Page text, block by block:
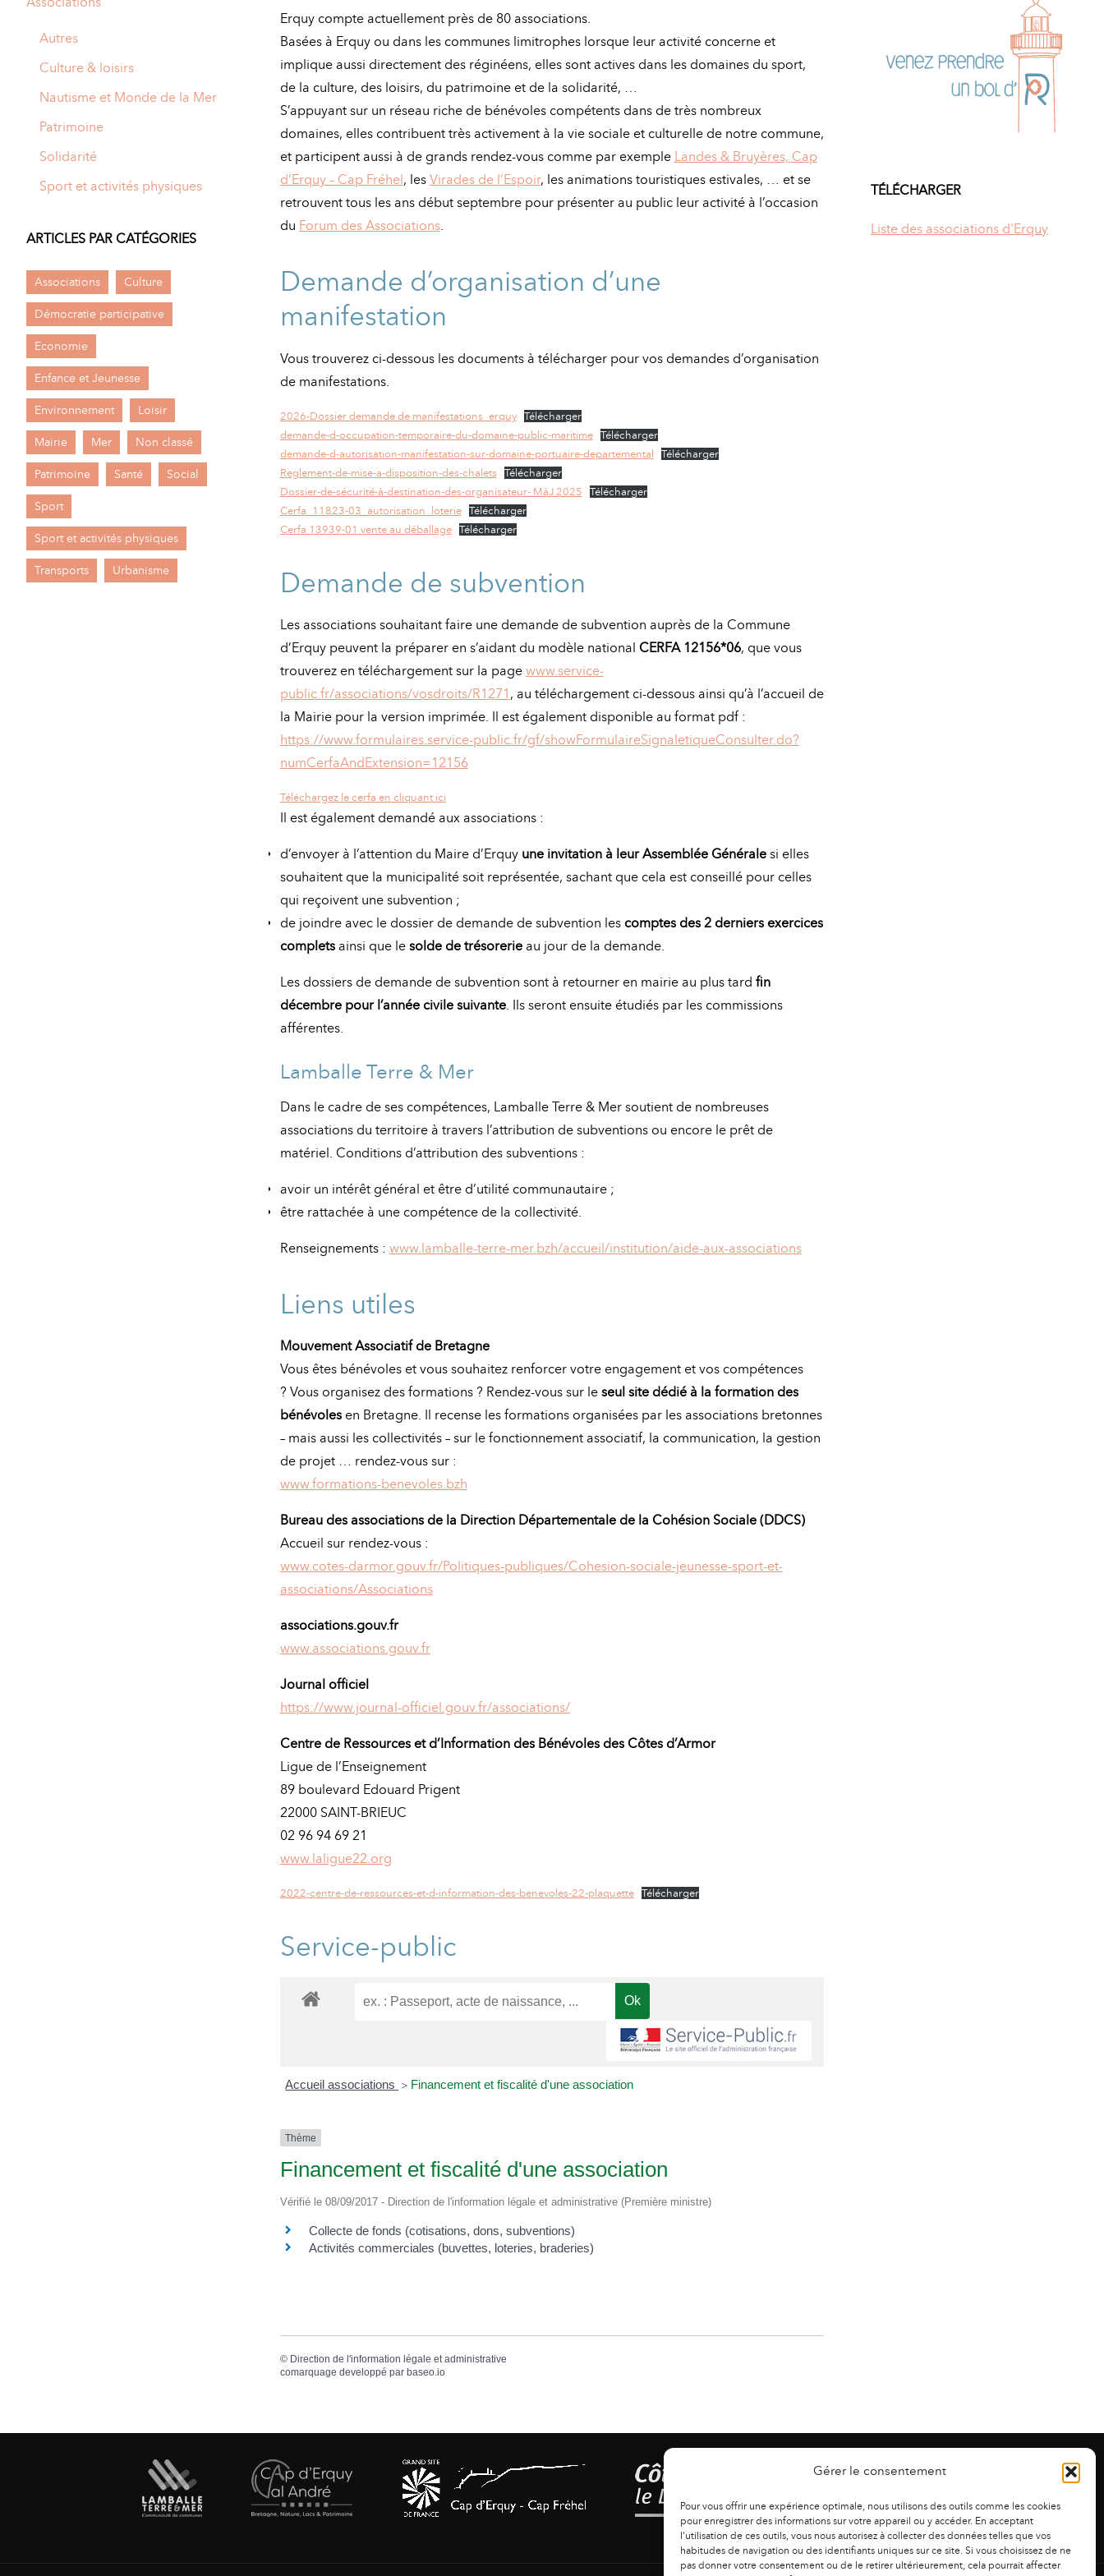
Gérer le consentement
Pour vous offrir une expérience optimale, nous utilisons des outils comme les cookies
pour enregistrer des informations sur votre appareil ou y accéder. En acceptant
l'utilisation de ces outils, vous nous autorisez à collecter des données telles que vos
habitudes de navigation ou des identifiants uniques sur ce site. Si vous choisissez de ne
pas donner votre consentement ou de le retirer ultérieurement, cela pourrait affecter
R
Erquy compte actuellement près de 80 associations.
Basées à Erquy ou dans les communes limitrophes lorsque leur activité concerne et
implique aussi directement des réginéens, elles sont actives dans les domaines du sport,
de la culture, des loisirs, du patrimoine et de la solidarité, …
S’appuyant sur un réseau riche de bénévoles compétents dans de très nombreux
domaines, elles contribuent très activement à la vie sociale et culturelle de notre commune,
et participent aussi à de grands rendez-vous comme par exemple Landes & Bruyères, Cap
d’Erquy – Cap Fréhel , les Virades de l’Espoir, les animations touristiques estivales, … et se
retrouvent tous les ans début septembre pour présenter au public leur activité à l’occasion
du Forum des Associations.
Demande d’organisation d’une
manifestation
Vous trouverez ci-dessous les documents à télécharger pour vos demandes d’organisation
de manifestations.
2026-Dossier demande de manifestations_erquy
Télécharger
demande-d-occupation-temporaire-du-domaine-public-maritime
Télécharger
demande-d-autorisation-manifestation-sur-domaine-portuaire-departemental
Télécharger
Reglement-de-mise-a-disposition-des-chalets
Télécharger
Dossier-de-sécurité-à-destination-des-organisateur- MàJ 2025
Télécharger
Cerfa_11823-03_autorisation_loterie
Télécharger
Cerfa 13939-01 vente au déballage
Télécharger
Demande de subvention
Les associations souhaitant faire une demande de subvention auprès de la Commune
d’Erquy peuvent la préparer en s’aidant du modèle national CERFA 12156*06, que vous
trouverez en téléchargement sur la page www.service-
public.fr/associations/vosdroits/R1271 , au téléchargement ci-dessous ainsi qu’à l’accueil de
la Mairie pour la version imprimée. Il est également disponible au format pdf :
https://www.formulaires.service-public.fr/gf/showFormulaireSignaletiqueConsulter.do?
numCerfaAndExtension=12156
Téléchargez le cerfa en cliquant ici
Il est également demandé aux associations :
d’envoyer à l’attention du Maire d’Erquy une invitation à leur Assemblée Généralesi elles
souhaitent que la municipalité soit représentée, sachant que cela est conseillé pour celles
qui reçoivent une subvention ;
de joindre avec le dossier de demande de subvention les comptes des 2 derniers exercices
completsainsi que le solde de trésorerieau jour de la demande.
Les dossiers de demande de subvention sont à retourner en mairie au plus tard fin
décembre pour l’année civile suivante. Ils seront ensuite étudiés par les commissions
afférentes.
Lamballe Terre & Mer
Dans le cadre de ses compétences, Lamballe Terre & Mer soutient de nombreuses
associations du territoire à travers l’attribution de subventions ou encore le prêt de
matériel. Conditions d’attribution des subventions :
avoir un intérêt général et être d’utilité communautaire ;
être rattachée à une compétence de la collectivité.
Renseignements : www.lamballe-terre-mer.bzh/accueil/institution/aide-aux-associations
Liens utiles
Mouvement Associatif de Bretagne
Vous êtes bénévoles et vous souhaitez renforcer votre engagement et vos compétences
? Vous organisez des formations ? Rendez-vous sur le seul site dédié à la formation des
bénévolesen Bretagne. Il recense les formations organisées par les associations bretonnes
– mais aussi les collectivités – sur le fonctionnement associatif, la communication, la gestion
de projet … rendez-vous sur :
www.formations-benevoles.bzh
Bureau des associations de la Direction Départementale de la Cohésion Sociale (DDCS)
Accueil sur rendez-vous :
www.cotes-darmor.gouv.fr/Politiques-publiques/Cohesion-sociale-jeunesse-sport-et-
associations/Associations
associations.gouv.fr
www.associations.gouv.fr
Journal officiel
https://www.journal-officiel.gouv.fr/associations/
Centre de Ressources et d’Information des Bénévoles des Côtes d’Armor
Ligue de l’Enseignement
89 boulevard Edouard Prigent
22000 SAINT-BRIEUC
02 96 94 69 21
www.laligue22.org
2022-centre-de-ressources-et-d-information-des-benevoles-22-plaquette Télécharger
Service-public
Accueil associations > Financement et fiscalité d'une association
Thème
Financement et fiscalité d'une association
Vérifié le 08/09/2017 - Direction de l'information légale et administrative (Première ministre)
Collecte de fonds (cotisations, dons, subventions)
Activités commerciales (buvettes, loteries, braderies)
© Direction de l'information légale et administrative
comarquage developpé par baseo.io
Autres
Culture & loisirs
Nautisme et Monde de la Mer
Patrimoine
Solidarité
Sport et activités physiques
ARTICLES PAR CATÉGORIES
Associations Culture
Démocratie participative
Economie
Enfance et Jeunesse
Environnement Loisir
Mairie Mer Non classé
Patrimoine Santé Social
Sport
Sport et activités physiques
Transports Urbanisme
TÉLÉCHARGER
Liste des associations d'Erquy